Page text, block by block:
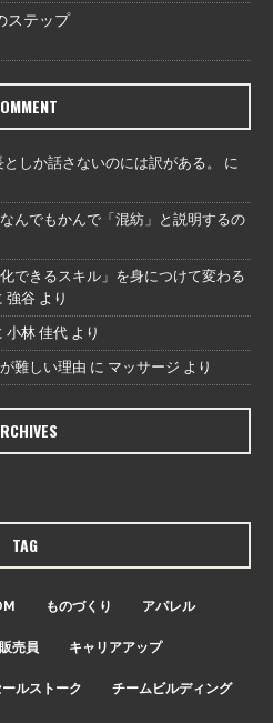
ステップ
しか話さないのには訳がある。
に
んでもかんで「混紡」と説明するの
できるスキル」を身につけて変わる
強谷 より
小林 佳代 より
難しい理由 に マッサージ より
TAG
ものづくり アパレル
売員 キャリアアップ
ルストーク チームビルディング